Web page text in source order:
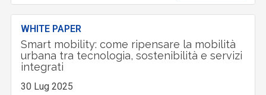
WHITE PAPER
Smart mobility: come ripensare la mobilità
urbana tra tecnologia, sostenibilità e servizi
integrati
30 Lug 2025